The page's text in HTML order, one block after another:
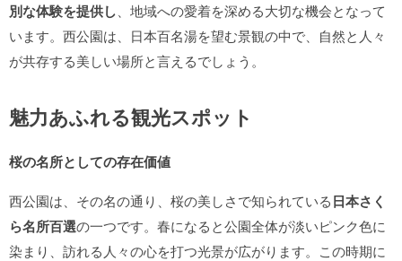
別な体験を提供し 、地域への愛着を深める大切な機会となって
います。西公園は、日本百名湯を望む景観の中で、自然と人々
が共存する美しい場所と言えるでしょう。
魅力あふれる観光スポット
桜の名所としての存在価値
西公園は、その名の通り、桜の美しさで知られている日本さく
ら名所百選の一つです。春になると公園全体が淡いピンク色に
染まり、訪れる人々の心を打つ光景が広がります。この時期に